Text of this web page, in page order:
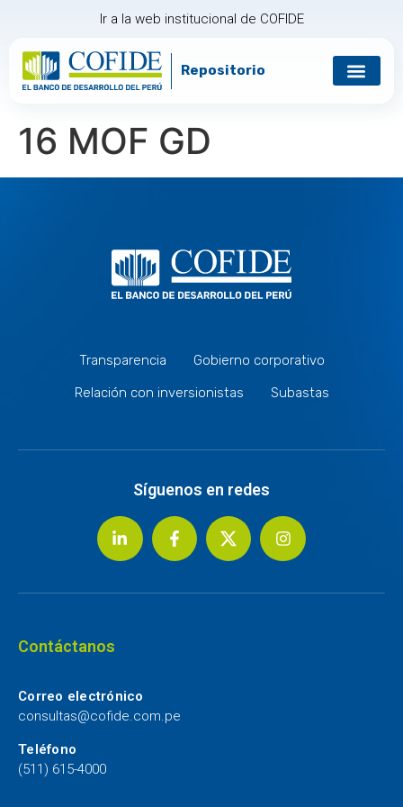
Ir a la web institucional de COFIDE
Repositorio
16 MOF GD
Transparencia
Gobierno corporativo
Relación con inversionistas
Subastas
Síguenos en redes
Contáctanos
Correo electrónico
consultas@cofide.com.pe
Teléfono
(511) 615-4000